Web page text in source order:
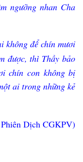
ngưỡng nhan Cha
không để chín mươi
được, thì Thầy bảo
chín con không bị
ai trong những kẻ
Dịch CGKPV)